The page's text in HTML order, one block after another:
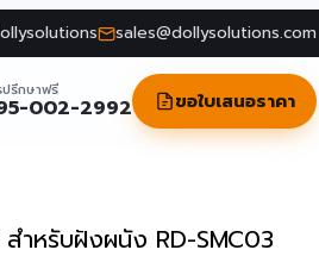
sales@dollysolutions.com
ปรึกษาฟรี
002-2992 ขอใบเสนอราคา
สำหรับฝังผนัง RD-SMC03